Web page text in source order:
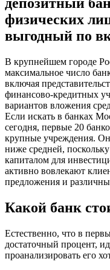
депозитный
физических
выгодный по
В крупнейшем городе
максимальное число
включая
финансово-кредитных
вариантов вложения
Если искать в банках
сегодня, первые 20
крупные учреждения.
ниже средней,
капиталом для
активно вовлекают
предложения и
Какой банк
Естественно, что в
достаточный процент,
проанализировать его